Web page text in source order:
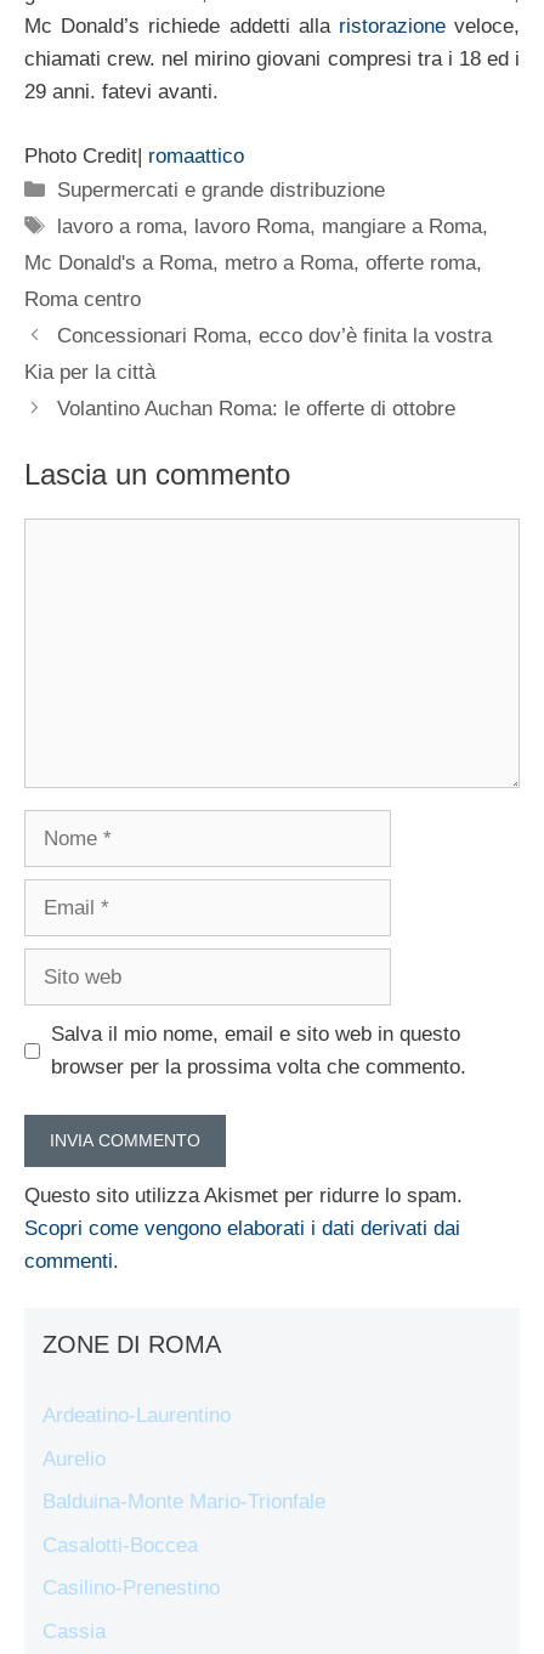
Mc Donald’s richiede addetti alla ristorazioneveloce,
chiamati crew. nel mirino giovani compresi tra i 18 ed i
29 anni. fatevi avanti.
Photo Credit| romaattico
Categorie
Supermercati e grande distribuzione
Tag
lavoro a roma, lavoro Roma, mangiare a Roma,
Mc Donald's a Roma, metro a Roma, offerte roma,
Roma centro
Concessionari Roma, ecco dov’è finita la vostra
Kia per la città
Volantino Auchan Roma: le offerte di ottobre
Lascia un commento
Nome
Email
Sito
Salva il mio nome, email e sito web in questo
browser per la prossima volta che commento.
Questo sito utilizza Akismet per ridurre lo spam.
Scopri come vengono elaborati i dati derivati dai
commenti.
ZONE DI ROMA
Ardeatino-Laurentino
Aurelio
Balduina-Monte Mario-Trionfale
Casalotti-Boccea
Casilino-Prenestino
Cassia